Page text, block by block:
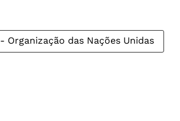
Organização das Nações Unidas